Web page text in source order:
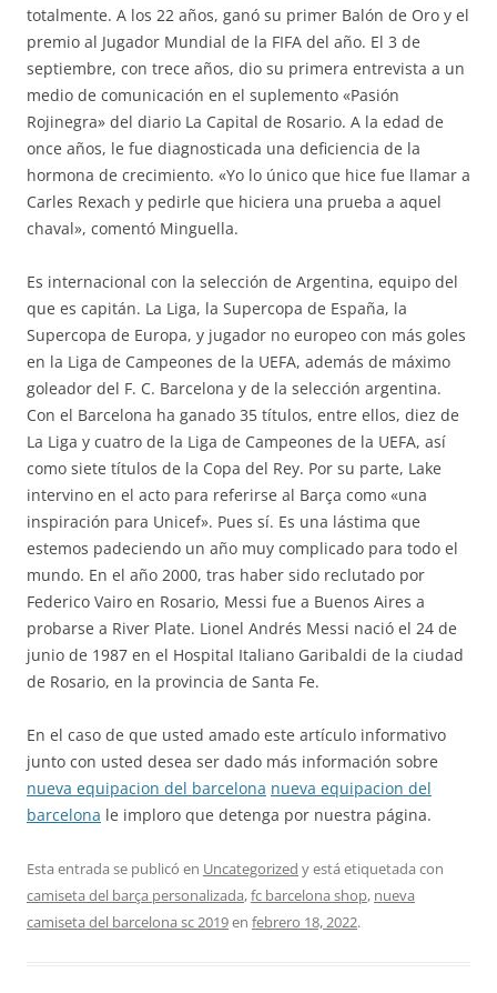
totalmente. A los 22 años, ganó su primer Balón de Oro y el
premio al Jugador Mundial de la FIFA del año. El 3 de
septiembre, con trece años, dio su primera entrevista a un
medio de comunicación en el suplemento «Pasión
Rojinegra» del diario La Capital de Rosario. A la edad de
once años, le fue diagnosticada una deficiencia de la
hormona de crecimiento. «Yo lo único que hice fue llamar a
Carles Rexach y pedirle que hiciera una prueba a aquel
chaval», comentó Minguella.
Es internacional con la selección de Argentina, equipo del
que es capitán. La Liga, la Supercopa de España, la
Supercopa de Europa, y jugador no europeo con más goles
en la Liga de Campeones de la UEFA, además de máximo
goleador del F. C. Barcelona y de la selección argentina.
Con el Barcelona ha ganado 35 títulos, entre ellos, diez de
La Liga y cuatro de la Liga de Campeones de la UEFA, así
como siete títulos de la Copa del Rey. Por su parte, Lake
intervino en el acto para referirse al Barça como «una
inspiración para Unicef». Pues sí. Es una lástima que
estemos padeciendo un año muy complicado para todo el
mundo. En el año 2000, tras haber sido reclutado por
Federico Vairo en Rosario, Messi fue a Buenos Aires a
probarse a River Plate. Lionel Andrés Messi nació el 24 de
junio de 1987 en el Hospital Italiano Garibaldi de la ciudad
de Rosario, en la provincia de Santa Fe.
En el caso de que usted amado este artículo informativo
junto con usted desea ser dado más información sobre
nueva equipacion del barcelona nueva equipacion del
barcelona le imploro que detenga por nuestra página.
Esta entrada se publicó en Uncategorized y está etiquetada con
camiseta del barça personalizada,fc barcelona shop, nueva
camiseta del barcelona sc 2019en febrero 18, 2022.